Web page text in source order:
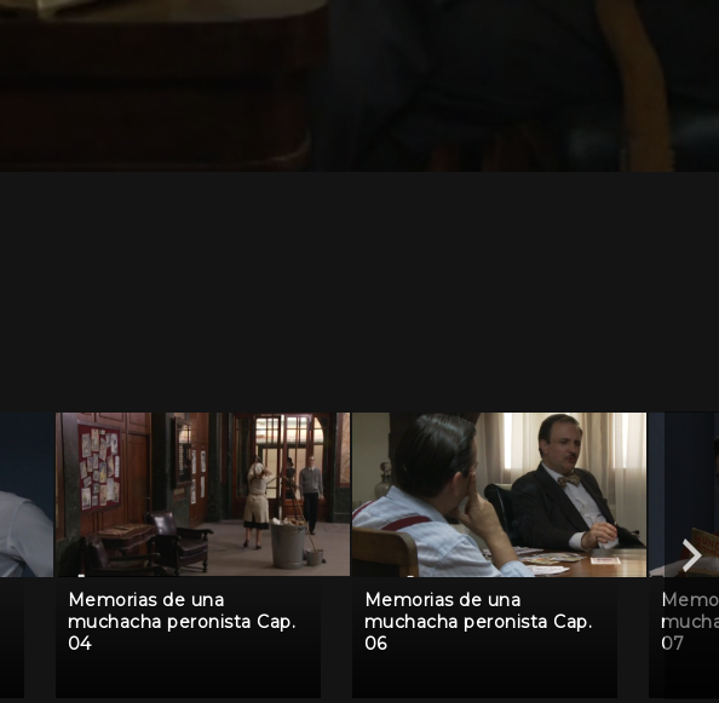
Memorias de una
muchacha peronista Cap.
04
Memorias de una
muchacha peronista Cap.
06
07